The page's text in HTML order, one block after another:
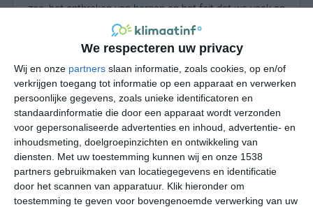
We respecteren uw privacy
Wij en onze partners slaan informatie, zoals cookies, op en/of
verkrijgen toegang tot informatie op een apparaat en verwerken
persoonlijke gegevens, zoals unieke identificatoren en
standaardinformatie die door een apparaat wordt verzonden
voor gepersonaliseerde advertenties en inhoud, advertentie- en
inhoudsmeting, doelgroepinzichten en ontwikkeling van
diensten.
Met uw toestemming kunnen wij en onze 1538
partners gebruikmaken van locatiegegevens en identificatie
door het scannen van apparatuur. Klik hieronder om
toestemming te geven voor bovengenoemde verwerking van uw
zee, het ontbreken van bergen en het feit dat we vaak op
een scheidslijn van warm en kouder weer liggen. De
hoger gelegen straalstroom heeft vrijwel onbeperkt kans
om depressies uit westelijke richting over zee aan te
voeren. De ligging van deze straalstroom heeft veel
invloed op het uiteindelijke weer dat we hebben en kan
ervoor zorgen dat we wekenlang geteisterd worden door
de aanvoer van depressies.
Wind